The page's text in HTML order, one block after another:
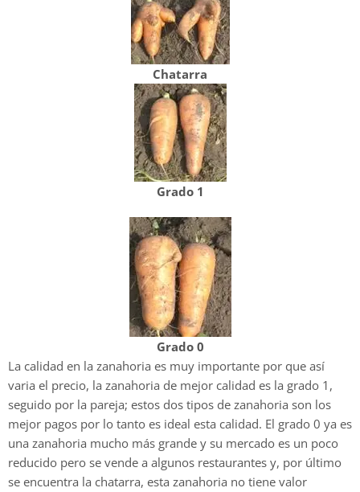
Chatarra
Grado 1
Grado 0
La calidad en la zanahoria es muy importante por que así
varia el precio, la zanahoria de mejor calidad es la grado 1,
seguido por la pareja; estos dos tipos de zanahoria son los
mejor pagos por lo tanto es ideal esta calidad. El grado 0 ya es
una zanahoria mucho más grande y su mercado es un poco
reducido pero se vende a algunos restaurantes y, por último
se encuentra la chatarra, esta zanahoria no tiene valor